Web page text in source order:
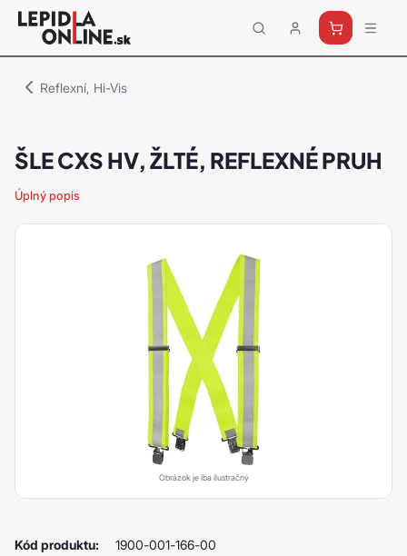
Priemyselné
lepidlá
Reflexní, Hi-Vis
ŠLE CXS HV, ŽLTÉ, REFLEXNÉ PRUH
Úplný popis
Obrázok je iba ilustračný
Kód produktu:
1900-001-166-00